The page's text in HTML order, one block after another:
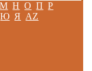
М Н О П Р
Ю Я AZ